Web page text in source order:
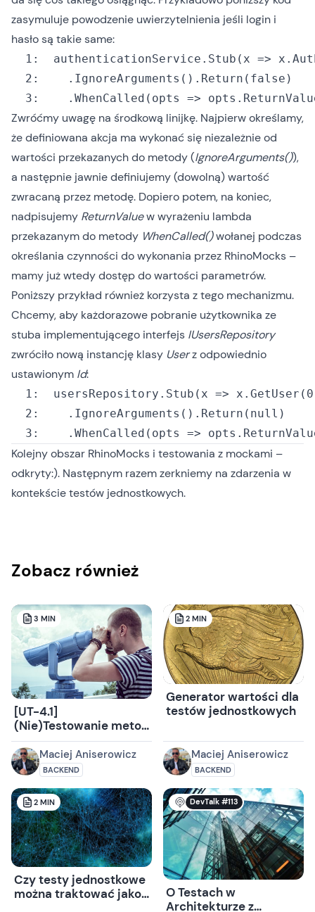
zasymuluje powodzenie uwierzytelnienia jeśli login i
hasło są takie same:
  1:
authenticationService.Stub(x =>
  2:
  	.IgnoreArguments().Return(
false
  3:
  	.
WhenCalled(opts =>
Zwróćmy uwagę na środkową linijkę. Najpierw określamy,
że definiowana akcja ma wykonać się niezależnie od
wartości przekazanych do metody (IgnoreArguments()),
a następnie jawnie definiujemy (dowolną) wartość
zwracaną przez metodę. Dopiero potem, na koniec,
nadpisujemy ReturnValuew wyrażeniu lambda
przekazanym do metody WhenCalled()wołanej podczas
określania czynności do wykonania przez RhinoMocks –
mamy już wtedy dostęp do wartości parametrów.
Poniższy przykład również korzysta z tego mechanizmu.
Chcemy, aby każdorazowe pobranie użytkownika ze
stuba implementującego interfejs IUsersRepository
zwróciło nową instancję klasy Userz odpowiednio
ustawionym Id:
  1:
  2:
  	.IgnoreArguments().Return(
null
  3:
  	.
WhenCalled(opts =>
Kolejny obszar RhinoMocks i testowania z mockami –
odkryty:). Następnym razem zerkniemy na zdarzenia w
kontekście testów jednostkowych.
Zobacz również
3 MIN
[UT-4.1]
(Nie)Testowanie metod
prywatnych
Maciej Aniserowicz
BACKEND
2 MIN
Generator wartości dla
testów jednostkowych
Maciej Aniserowicz
BACKEND
2 MIN
Czy testy jednostkowe
można traktować jako
DevTalk #113
O Testach w
Architekturze z